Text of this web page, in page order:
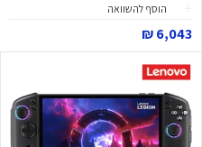
הוסף להשוואה
6,043 ₪